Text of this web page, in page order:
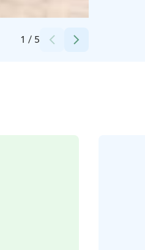
1 / 5